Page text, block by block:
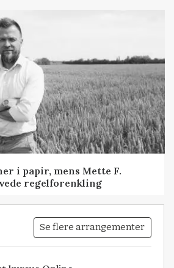
i papir, mens Mette F.
regelforenkling
Se flere arrangementer